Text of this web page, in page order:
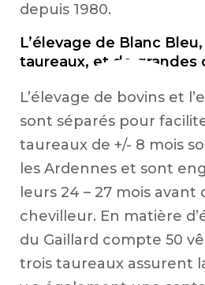
depuis 1980.
L’élevage de Blanc
taureaux, et de grandes
L’élevage de bovins et
sont séparés pour
taureaux de +/- 8 mois
les Ardennes et sont
leurs 24 – 27 mois avant
chevilleur. En matière
du Gaillard compte 50
trois taureaux assurent